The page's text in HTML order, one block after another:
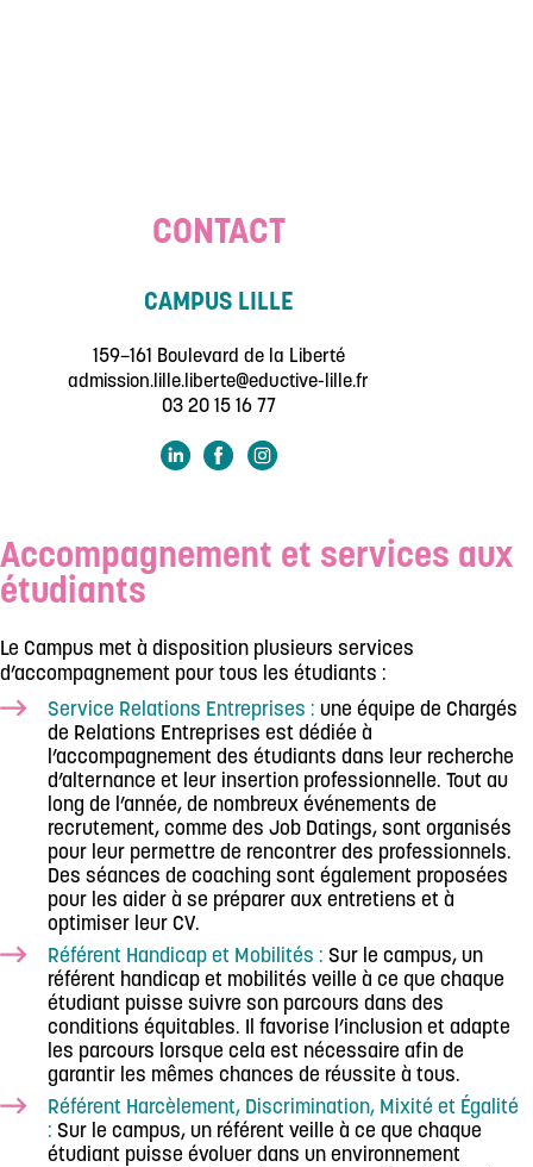
CONTACT
CAMPUS LILLE
159–161 Boulevard de la Liberté
admission.lille.liberte@eductive-lille.fr
03 20 15 16 77
Accompagnement et services aux
étudiants
Le Campus met à disposition plusieurs services
d’accompagnement pour tous les étudiants :
Service Relations Entreprises : une équipe de Chargés
de Relations Entreprises est dédiée à
l’accompagnement des étudiants dans leur recherche
d’alternance et leur insertion professionnelle. Tout au
long de l’année, de nombreux événements de
recrutement, comme des Job Datings, sont organisés
pour leur permettre de rencontrer des professionnels.
Des séances de coaching sont également proposées
pour les aider à se préparer aux entretiens et à
optimiser leur CV.
Référent Handicap et Mobilités : Sur le campus, un
référent handicap et mobilités veille à ce que chaque
étudiant puisse suivre son parcours dans des
conditions équitables. Il favorise l’inclusion et adapte
les parcours lorsque cela est nécessaire afin de
garantir les mêmes chances de réussite à tous.
Référent Harcèlement, Discrimination, Mixité et Égalité
: Sur le campus, un référent veille à ce que chaque
étudiant puisse évoluer dans un environnement